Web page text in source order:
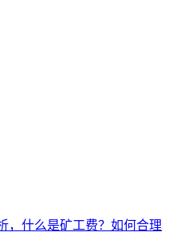
，什么是矿工费？如何合理